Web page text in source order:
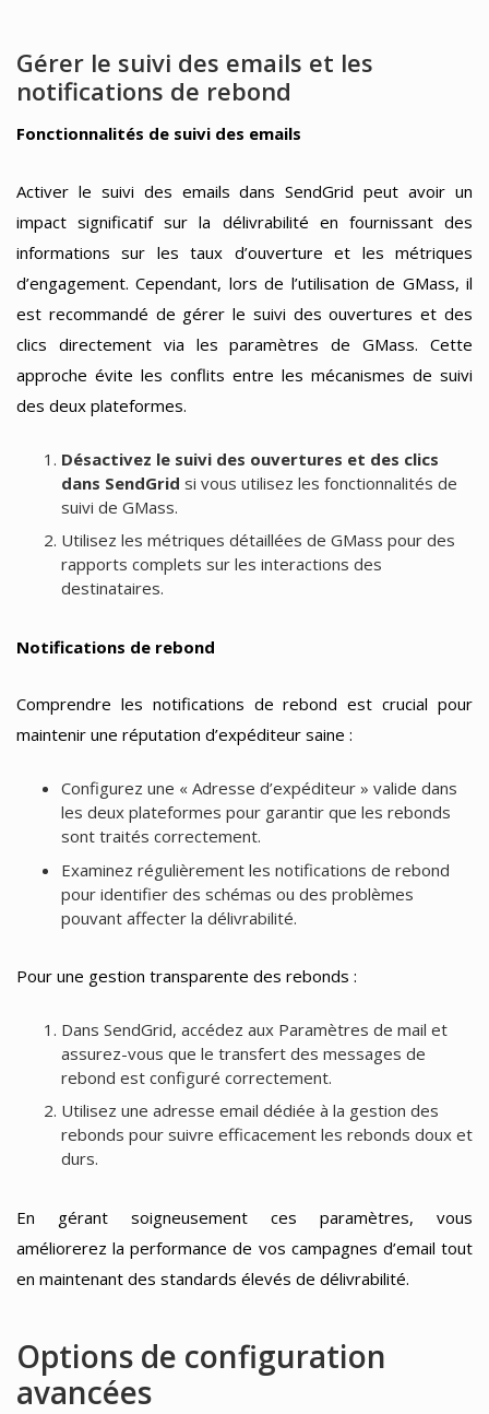
Gérer le suivi des emails et les
notifications de rebond
Fonctionnalités de suivi des emails
Activer le suivi des emails dans SendGrid peut avoir un
impact significatif sur la délivrabilité en fournissant des
informations sur les taux d’ouverture et les métriques
d’engagement. Cependant, lors de l’utilisation de GMass, il
est recommandé de gérer le suivi des ouvertures et des
clics directement via les paramètres de GMass. Cette
approche évite les conflits entre les mécanismes de suivi
des deux plateformes.
Désactivez le suivi des ouvertures et des clics
dans SendGrid si vous utilisez les fonctionnalités de
suivi de GMass.
Utilisez les métriques détaillées de GMass pour des
rapports complets sur les interactions des
destinataires.
Notifications de rebond
Comprendre les notifications de rebond est crucial pour
maintenir une réputation d’expéditeur saine :
Configurez une « Adresse d’expéditeur » valide dans
les deux plateformes pour garantir que les rebonds
sont traités correctement.
Examinez régulièrement les notifications de rebond
pour identifier des schémas ou des problèmes
pouvant affecter la délivrabilité.
Pour une gestion transparente des rebonds :
Dans SendGrid, accédez aux Paramètres de mail et
assurez-vous que le transfert des messages de
rebond est configuré correctement.
Utilisez une adresse email dédiée à la gestion des
rebonds pour suivre efficacement les rebonds doux et
durs.
En gérant soigneusement ces paramètres, vous
améliorerez la performance de vos campagnes d’email tout
en maintenant des standards élevés de délivrabilité.
Options de configuration
avancées